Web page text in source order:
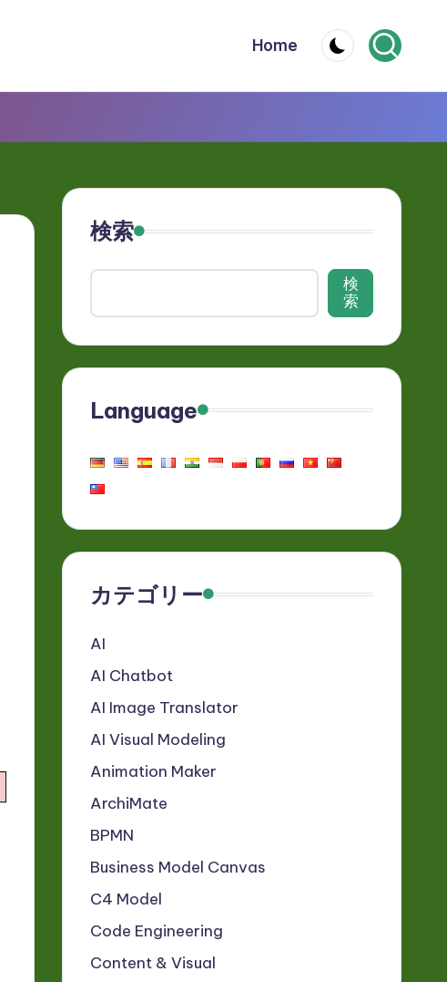
Home
検索
検
索
Language
カテゴリー
AI
AI Chatbot
AI Image Translator
AI Visual Modeling
Animation Maker
ArchiMate
BPMN
Business Model Canvas
C4 Model
Code Engineering
Content & Visual